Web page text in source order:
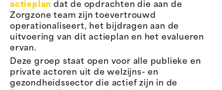
actieplandat de opdrachten die aan de
Zorgzone team zijn toevertrouwd
operationaliseert, het bijdragen aan de
uitvoering van dit actieplan en het evalueren
ervan.
Deze groep staat open voor alle publieke en
private actoren uit de welzijns- en
gezondheidssector die actief zijn in de